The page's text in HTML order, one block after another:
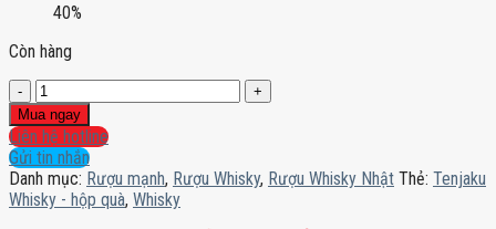
40%
Còn hàng
Tenjaku
Whisky
-
hộp
quà
số
lượng
Mua ngay
Liên hệ hotline
Gửi tin nhắn
Danh mục: Rượu mạnh, Rượu Whisky, Rượu Whisky Nhật Thẻ: Tenjaku
Whisky - hộp quà, Whisky